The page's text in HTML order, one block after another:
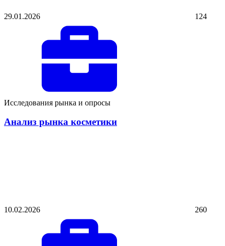
29.01.2026 124
Исследования рынка и опросы
Анализ рынка косметики
10.02.2026 260